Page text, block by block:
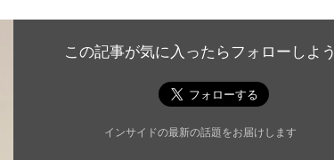
この記事が気に入ったらフォローしよう
インサイドの最新の話題をお届けします